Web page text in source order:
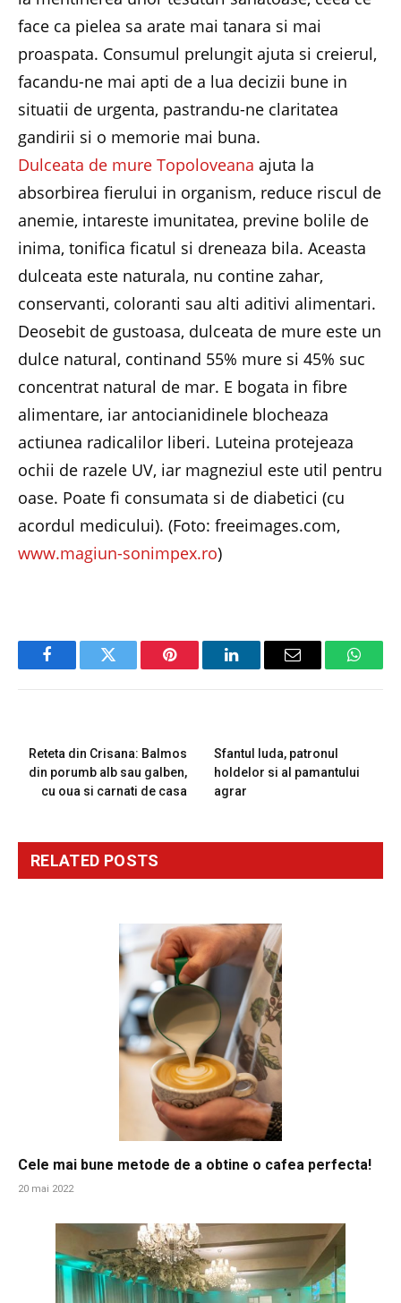
face ca pielea sa arate mai tanara si mai
proaspata. Consumul prelungit ajuta si creierul,
facandu-ne mai apti de a lua decizii bune in
situatii de urgenta, pastrandu-ne claritatea
gandirii si o memorie mai buna.
Dulceata de mure Topoloveana ajuta la
absorbirea fierului in organism, reduce riscul de
anemie, intareste imunitatea, previne bolile de
inima, tonifica ficatul si dreneaza bila. Aceasta
dulceata este naturala, nu contine zahar,
conservanti, coloranti sau alti aditivi alimentari.
Deosebit de gustoasa, dulceata de mure este un
dulce natural, continand 55% mure si 45% suc
concentrat natural de mar. E bogata in fibre
alimentare, iar antocianidinele blocheaza
actiunea radicalilor liberi. Luteina protejeaza
ochii de razele UV, iar magneziul este util pentru
oase. Poate fi consumata si de diabetici (cu
acordul medicului). (Foto: freeimages.com,
www.magiun-sonimpex.ro)
FacebookTwitter Pinterest LinkedInEmail
Reteta din Crisana: Balmos
din porumb alb sau galben,
cu oua si carnati de casa
Sfantul Iuda, patronul
holdelor si al pamantului
agrar
RELATED POSTS
Cele mai bune metode de a obtine o cafea perfecta!
20 mai 2022